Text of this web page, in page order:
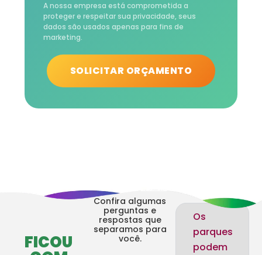
A nossa empresa está comprometida a
proteger e respeitar sua privacidade, seus
dados são usados apenas para fins de
marketing.
SOLICITAR ORÇAMENTO
FICOU
Confira algumas
perguntas e
respostas que
separamos para
você.
Os
parques
podem